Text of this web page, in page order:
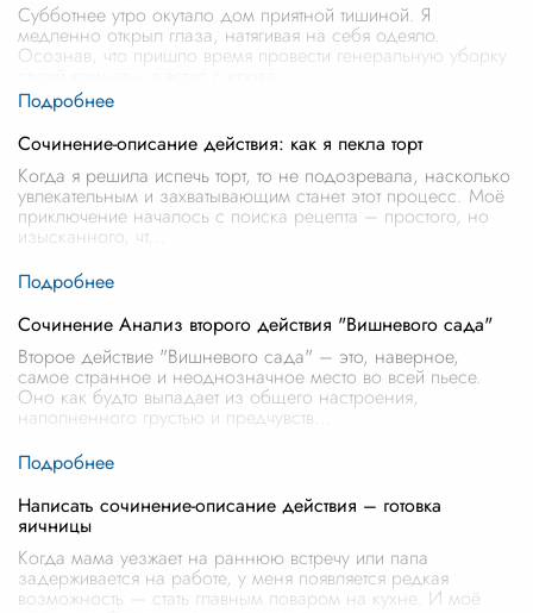
Субботнее утро окутало дом приятной тишиной. Я
медленно открыл глаза, натягивая на себя одеяло.
Осознав, что пришло время провести генеральную уборку
Сочинение-описание действия: как я пекла торт
Когда я решила испечь торт, то не подозревала, насколько
увлекательным и захватывающим станет этот процесс. Моё
приключение началось с поиска рецепта – простого, но
изысканного, чт
Сочинение Анализ второго действия "Вишневого сада"
Второе действие "Вишневого сада" – это, наверное,
самое странное и неоднозначное место во всей пьесе.
Оно как будто выпадает из общего настроения,
наполненного грустью и предчувств
Написать сочинение-описание действия – готовка
яичницы
Когда мама уезжает на раннюю встречу или папа
задерживается на работе, у меня появляется редкая
возможность — стать главным поваром на кухне. И моё